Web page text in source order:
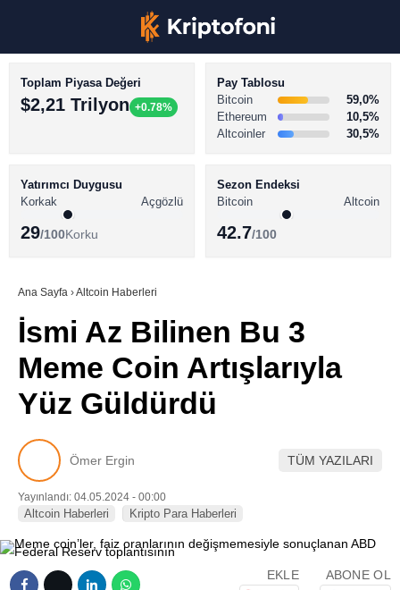
Youtube
TikTok
BİTCOİN HABERLERİ
ALTCOİN HABERLERİ
SÖZLÜK
Toplam Piyasa Değeri
$2,21 Trilyon +0.78%
Pay Tablosu
Bitcoin
59,0%
Ethereum
10,5%
Altcoinler
30,5%
Yatırımcı Duygusu
Korkak
Açgözlü
29/100Korku
Sezon Endeksi
Bitcoin
Altcoin
42.7/100
Ana Sayfa ›Altcoin Haberleri
İsmi Az Bilinen Bu 3
Meme Coin Artışlarıyla
Yüz Güldürdü
Ömer Ergin TÜM YAZILARI
Yayınlandı: 04.05.2024 - 00:00
Altcoin Haberleri Kripto Para Haberleri
EKLE ABONE OL